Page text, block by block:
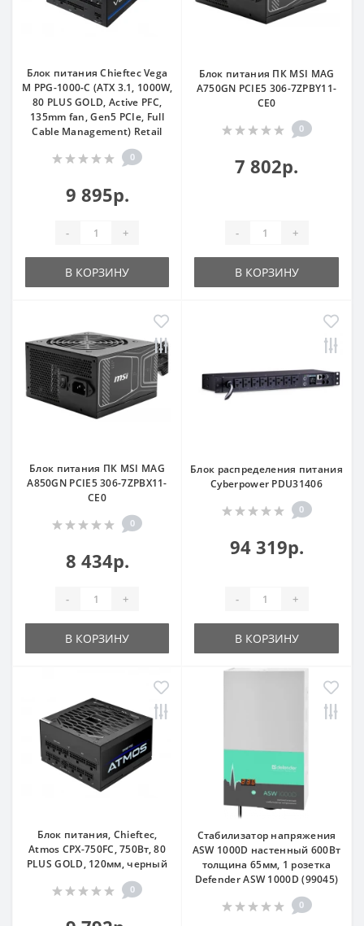
Блок питания Chieftec Vega
M PPG-1000-C (ATX 3.1, 1000W,
80 PLUS GOLD, Active PFC,
135mm fan, Gen5 PCIe, Full
Cable Management) Retail
0
9 895р.
- +
В КОРЗИНУ
Блок питания ПК MSI MAG
A750GN PCIE5 306-7ZPBY11-
CE0
0
7 802р.
- +
В КОРЗИНУ
Блок питания ПК MSI MAG
A850GN PCIE5 306-7ZPBX11-
CE0
0
8 434р.
- +
В КОРЗИНУ
Блок распределения питания
Cyberpower PDU31406
0
94 319р.
- +
В КОРЗИНУ
Блок питания, Chieftec,
Atmos CPX-750FC, 750Вт, 80
PLUS GOLD, 120мм, черный
0
Стабилизатор напряжения
ASW 1000D настенный 600Вт
толщина 65мм, 1 розетка
Defender ASW 1000D (99045)
0